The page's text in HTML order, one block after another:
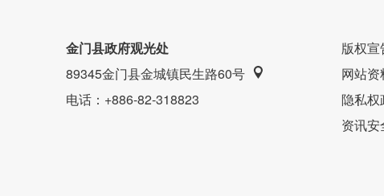
金门县政府观光处
89345金门县金城镇民生路60号
电话：+886-82-318823
版权宣
网站
隐私权
资讯